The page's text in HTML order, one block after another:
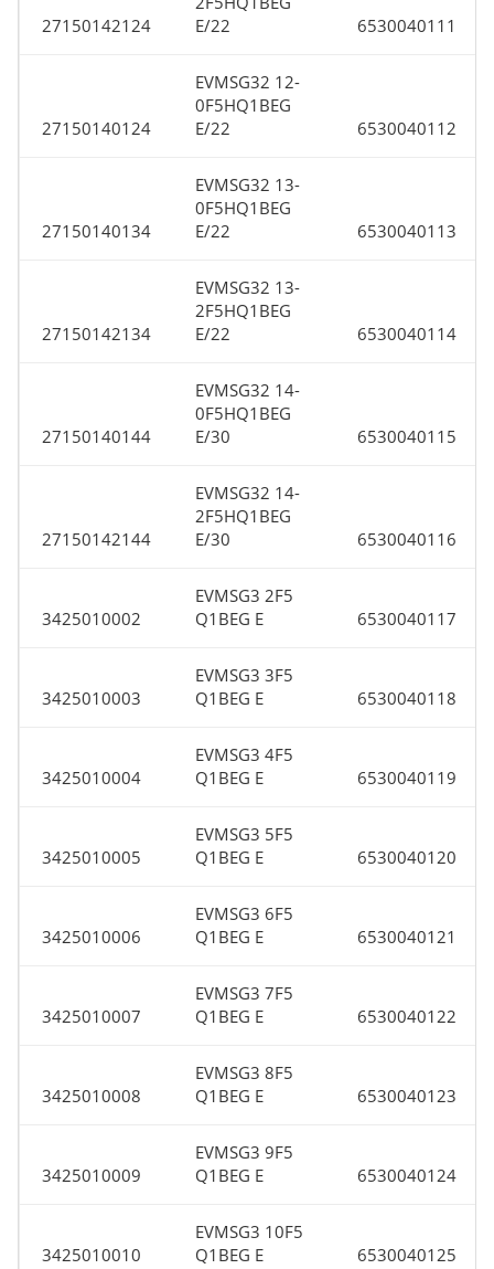
27150142124
E/22
6530040111
27150140124
EVMSG32 12-
0F5HQ1BEG
E/22
6530040112
27150140134
EVMSG32 13-
0F5HQ1BEG
E/22
6530040113
27150142134
EVMSG32 13-
2F5HQ1BEG
E/22
6530040114
27150140144
EVMSG32 14-
0F5HQ1BEG
E/30
6530040115
27150142144
EVMSG32 14-
2F5HQ1BEG
E/30
6530040116
3425010002
EVMSG3 2F5
Q1BEG E
6530040117
3425010003
EVMSG3 3F5
Q1BEG E
6530040118
3425010004
EVMSG3 4F5
Q1BEG E
6530040119
3425010005
EVMSG3 5F5
Q1BEG E
6530040120
3425010006
EVMSG3 6F5
Q1BEG E
6530040121
3425010007
EVMSG3 7F5
Q1BEG E
6530040122
3425010008
EVMSG3 8F5
Q1BEG E
6530040123
3425010009
EVMSG3 9F5
Q1BEG E
6530040124
3425010010
EVMSG3 10F5
Q1BEG E
6530040125